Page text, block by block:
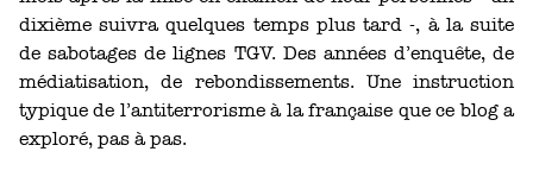
dixième suivra quelques temps plus tard -, à la suite
de sabotages de lignes TGV. Des années d’enquête, de
médiatisation, de rebondissements. Une instruction
typique de l’antiterrorisme à la française que ce blog a
exploré, pas à pas.